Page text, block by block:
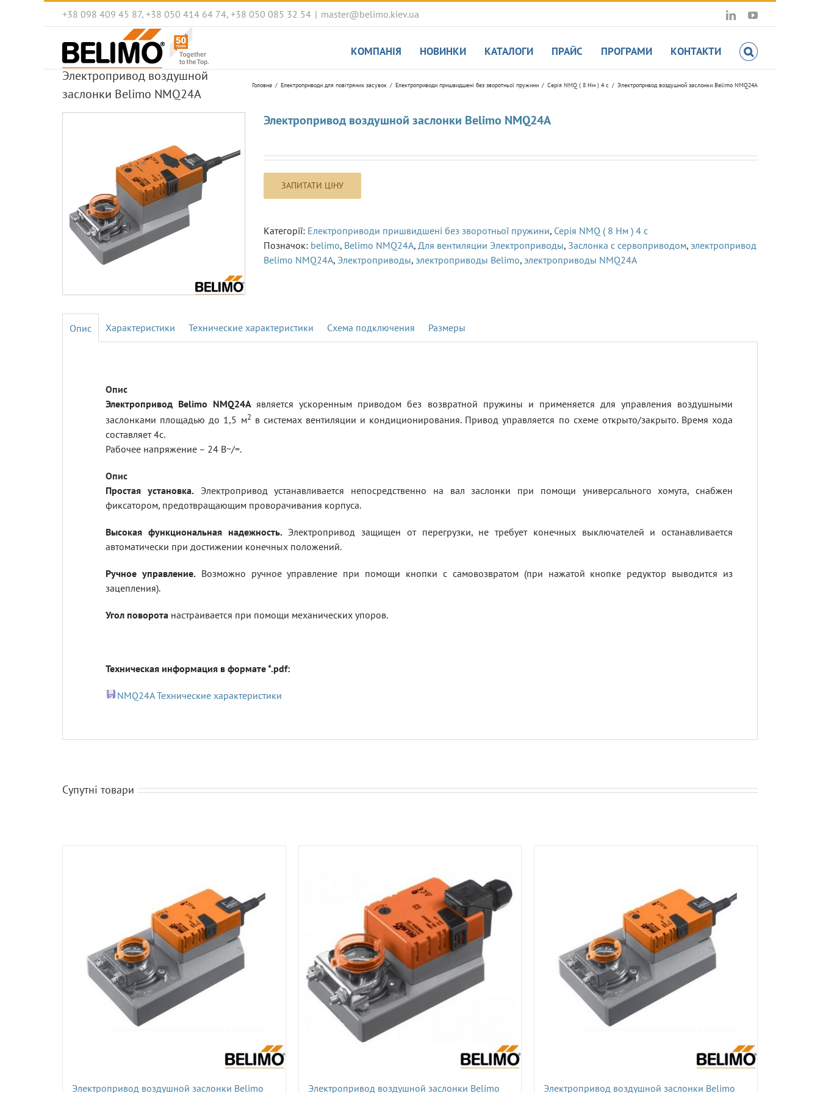
+38 098 409 45 87, +38 050 414 64 74, +38 050 085 32 54 | master@belimo.kiev.ua LinkedInYouTube
КОМПАНІЯ НОВИНКИ КАТАЛОГИ ПРАЙС ПРОГРАМИ КОНТАКТИ
Электропривод воздушной
заслонки Belimo NMQ24A
Головна Електроприводи для повітряних засувок Електроприводи пришвидшені без зворотньої пружини Серія NMQ ( 8 Нм ) 4 с Электропривод воздушной заслонки Belimo NMQ24A
Электропривод воздушной заслонки Belimo NMQ24A
Категорії: Електроприводи пришвидшені без зворотньої пружини, Серія NMQ ( 8 Нм ) 4 с
Позначок: belimo, Belimo NMQ24A, Для вентиляции Электроприводы, Заслонка с сервоприводом, электропривод
Belimo NMQ24A, Электроприводы, электроприводы Belimo, электроприводы NMQ24A
Характеристики Технические характеристики Схема подключения Размеры
Электропривод Belimo NMQ24Aявляется ускоренным приводом без возвратной пружины и применяется для управления воздушными
заслонками площадью до 1,5 м2 в системах вентиляции и кондиционирования. Привод управляется по схеме открыто/закрыто. Время хода
составляет 4с.
Рабочее напряжение – 24 В~/=.
Простая установка.Электропривод устанавливается непосредственно на вал заслонки при помощи универсального хомута, снабжен
фиксатором, предотвращающим проворачивания корпуса.
Высокая функциональная надежность.Электропривод защищен от перегрузки, не требует конечных выключателей и останавливается
автоматически при достижении конечных положений.
Ручное управление.Возможно ручное управление при помощи кнопки с самовозвратом (при нажатой кнопке редуктор выводится из
зацепления).
Угол поворота настраивается при помощи механических упоров.
Техническая информация в формате *.pdf:
NMQ24A Технические характеристики
Супутні товари
Электропривод воздушной заслонки Belimo Электропривод воздушной заслонки Belimo Электропривод воздушной заслонки Belimo